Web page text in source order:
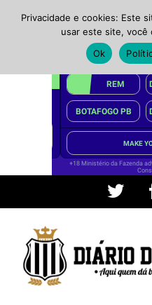
conteúdo
Privacidade e cookies: Este
usar este site, você
Ok